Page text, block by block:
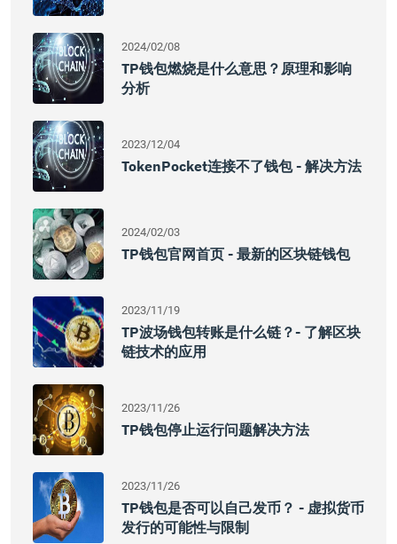
2024/02/08
TP钱包燃烧是什么意思？原理和影响
分析
2023/12/04
TokenPocket连接不了钱包 - 解决方法
2024/02/03
TP钱包官网首页 - 最新的区块链钱包
2023/11/19
TP波场钱包转账是什么链？- 了解区块
链技术的应用
2023/11/26
TP钱包停止运行问题解决方法
2023/11/26
TP钱包是否可以自己发币？ - 虚拟货币
发行的可能性与限制